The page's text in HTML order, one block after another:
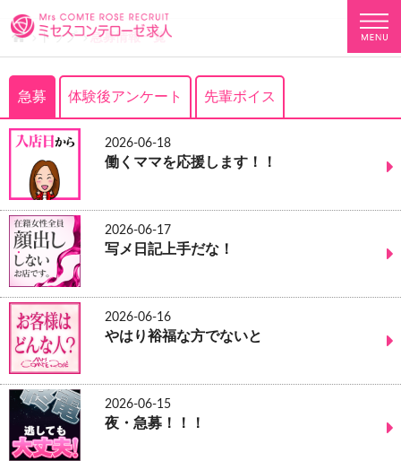
トップ 急募情報一覧
急募 体験後アンケート 先輩ボイス
2026-06-18
働くママを応援します！！
2026-06-17
写メ日記上手だな！
2026-06-16
やはり裕福な方でないと
2026-06-15
夜・急募！！！